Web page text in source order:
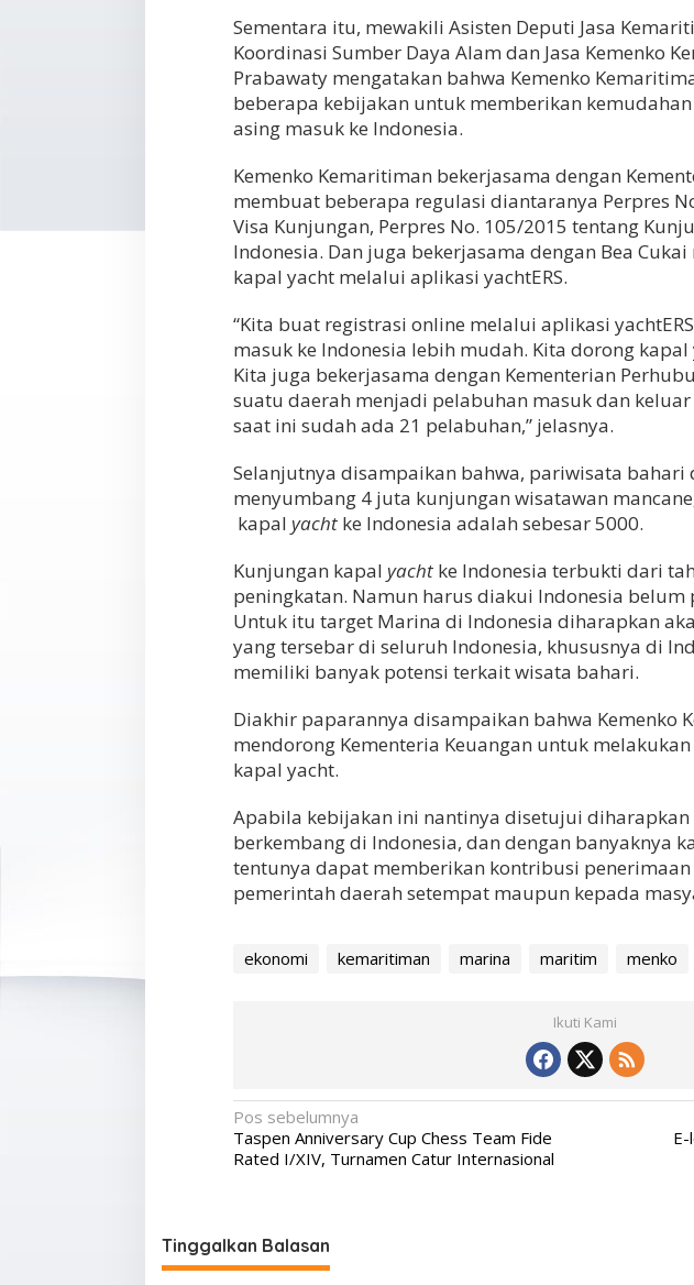
Sementara itu, mewakili Asisten Deputi Jasa
Koordinasi Sumber Daya Alam dan Jasa Kemenko
Prabawaty mengatakan bahwa Kemenko
beberapa kebijakan untuk memberikan
asing masuk ke Indonesia.
Kemenko Kemaritiman bekerjasama dengan
membuat beberapa regulasi diantaranya Perpres
Visa Kunjungan, Perpres No. 105/2015 tentang
Indonesia. Dan juga bekerjasama dengan Bea
kapal yacht melalui aplikasi yachtERS.
“Kita buat registrasi online melalui aplikasi
masuk ke Indonesia lebih mudah. Kita dorong
Kita juga bekerjasama dengan Kementerian
suatu daerah menjadi pelabuhan masuk dan
saat ini sudah ada 21 pelabuhan,” jelasnya.
Selanjutnya disampaikan bahwa, pariwisata
menyumbang 4 juta kunjungan wisatawan
kapal yachtke Indonesia adalah sebesar 5000.
Kunjungan kapal yacht ke Indonesia terbukti dari
peningkatan. Namun harus diakui Indonesia belum
Untuk itu target Marina di Indonesia diharapkan
yang tersebar di seluruh Indonesia, khususnya di
memiliki banyak potensi terkait wisata bahari.
Diakhir paparannya disampaikan bahwa Kemenko
mendorong Kementeria Keuangan untuk
kapal yacht.
Apabila kebijakan ini nantinya disetujui
berkembang di Indonesia, dan dengan banyaknya
tentunya dapat memberikan kontribusi
pemerintah daerah setempat maupun kepada
ekonomi kemaritiman marina maritim menko
Ikuti Kami
N
a
g
a
Pos sebelumnya
Taspen Anniversary Cup Chess Team Fide
Rated I/XIV, Turnamen Catur Internasional
Tinggalkan Balasan